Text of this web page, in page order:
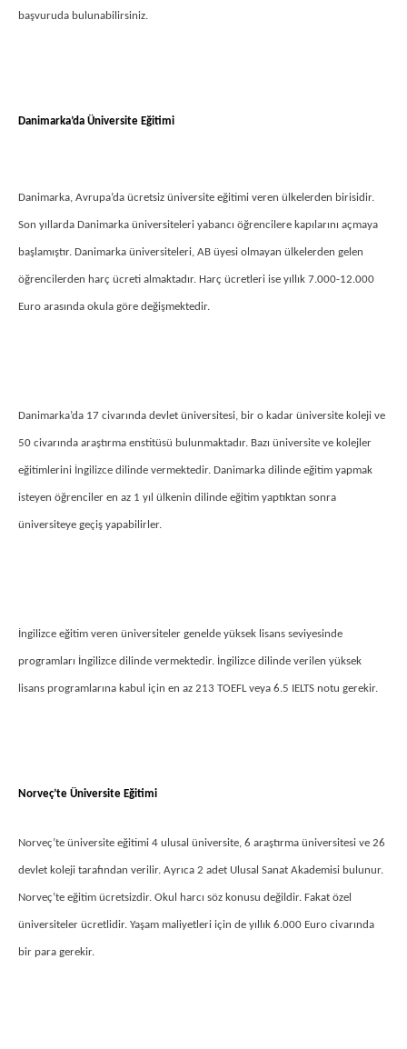
başvuruda bulunabilirsiniz.
Danimarka’da Üniversite Eğitimi
Danimarka, Avrupa’da ücretsiz üniversite eğitimi veren ülkelerden birisidir.
Son yıllarda Danimarka üniversiteleri yabancı öğrencilere kapılarını açmaya
başlamıştır. Danimarka üniversiteleri, AB üyesi olmayan ülkelerden gelen
öğrencilerden harç ücreti almaktadır. Harç ücretleri ise yıllık 7.000-12.000
Euro arasında okula göre değişmektedir.
Danimarka’da 17 civarında devlet üniversitesi, bir o kadar üniversite koleji ve
50 civarında araştırma enstitüsü bulunmaktadır. Bazı üniversite ve kolejler
eğitimlerini İngilizce dilinde vermektedir. Danimarka dilinde eğitim yapmak
isteyen öğrenciler en az 1 yıl ülkenin dilinde eğitim yaptıktan sonra
üniversiteye geçiş yapabilirler.
İngilizce eğitim veren üniversiteler genelde yüksek lisans seviyesinde
programları İngilizce dilinde vermektedir. İngilizce dilinde verilen yüksek
lisans programlarına kabul için en az 213 TOEFL veya 6.5 IELTS notu gerekir.
Norveç’te Üniversite Eğitimi
Norveç’te üniversite eğitimi 4 ulusal üniversite, 6 araştırma üniversitesi ve 26
devlet koleji tarafından verilir. Ayrıca 2 adet Ulusal Sanat Akademisi bulunur.
Norveç’te eğitim ücretsizdir. Okul harcı söz konusu değildir. Fakat özel
üniversiteler ücretlidir. Yaşam maliyetleri için de yıllık 6.000 Euro civarında
bir para gerekir.